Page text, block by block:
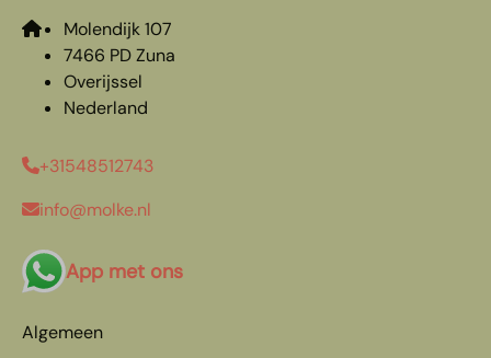
Molendijk 107
7466 PD Zuna
Overijssel
Nederland
+31548512743
info@molke.nl
App met ons
Algemeen